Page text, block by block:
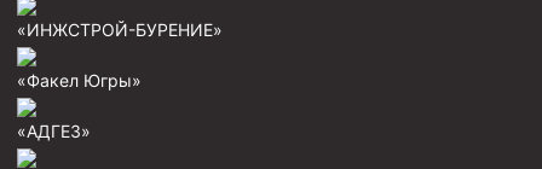
Перья гидромониторные
Пауки гидравлические
Пауки механические
«ИНЖСТРОЙ-БУРЕНИЕ»
«Факел Югры»
«АДГЕЗ»